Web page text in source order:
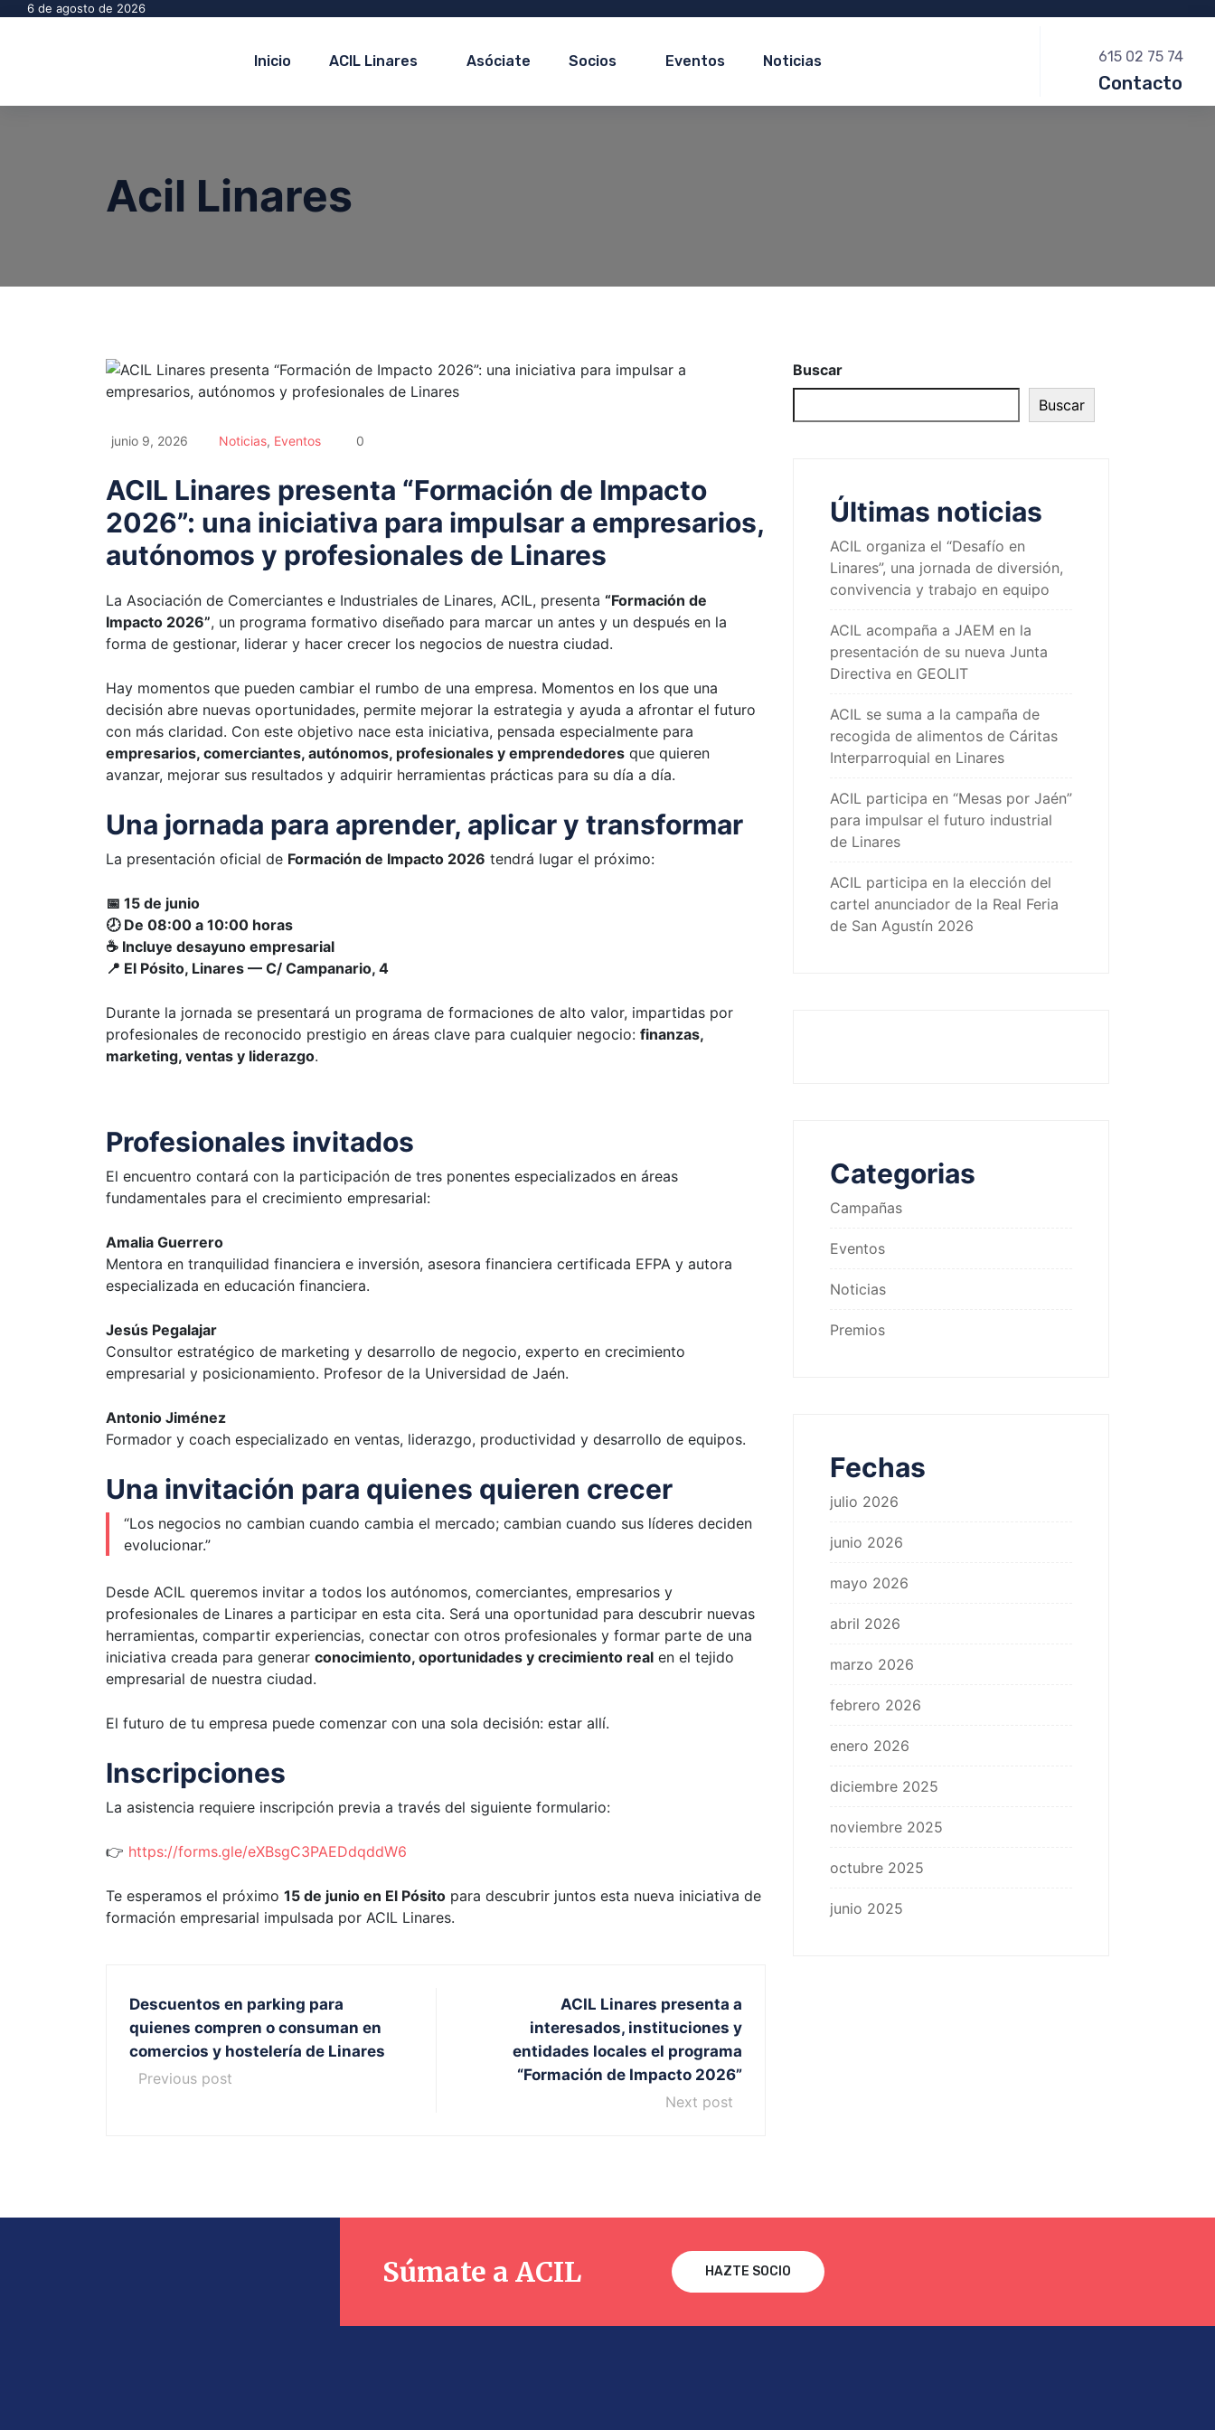
6 de agosto de 2026
Inicio ACIL Linares Asóciate Socios Eventos Noticias 615 02 75 74
Contacto
Acil Linares
junio 9, 2026 Noticias, Eventos 0
ACIL Linares presenta “Formación de Impacto
2026”: una iniciativa para impulsar a empresarios,
autónomos y profesionales de Linares
La Asociación de Comerciantes e Industriales de Linares, ACIL, presenta “Formación de
Impacto 2026”, un programa formativo diseñado para marcar un antes y un después en la
forma de gestionar, liderar y hacer crecer los negocios de nuestra ciudad.
Hay momentos que pueden cambiar el rumbo de una empresa. Momentos en los que una
decisión abre nuevas oportunidades, permite mejorar la estrategia y ayuda a afrontar el futuro
con más claridad. Con este objetivo nace esta iniciativa, pensada especialmente para
empresarios, comerciantes, autónomos, profesionales y emprendedores que quieren
avanzar, mejorar sus resultados y adquirir herramientas prácticas para su día a día.
Una jornada para aprender, aplicar y transformar
La presentación oficial de Formación de Impacto 2026 tendrá lugar el próximo:
📅 15 de junio
🕗 De 08:00 a 10:00 horas
☕ Incluye desayuno empresarial
📍 El Pósito, Linares — C/ Campanario, 4
Durante la jornada se presentará un programa de formaciones de alto valor, impartidas por
profesionales de reconocido prestigio en áreas clave para cualquier negocio: finanzas,
marketing, ventas y liderazgo.
Profesionales invitados
El encuentro contará con la participación de tres ponentes especializados en áreas
fundamentales para el crecimiento empresarial:
Amalia Guerrero
Mentora en tranquilidad financiera e inversión, asesora financiera certificada EFPA y autora
especializada en educación financiera.
Jesús Pegalajar
Consultor estratégico de marketing y desarrollo de negocio, experto en crecimiento
empresarial y posicionamiento. Profesor de la Universidad de Jaén.
Antonio Jiménez
Formador y coach especializado en ventas, liderazgo, productividad y desarrollo de equipos.
Una invitación para quienes quieren crecer
“Los negocios no cambian cuando cambia el mercado; cambian cuando sus líderes deciden
evolucionar.”
Desde ACIL queremos invitar a todos los autónomos, comerciantes, empresarios y
profesionales de Linares a participar en esta cita. Será una oportunidad para descubrir nuevas
herramientas, compartir experiencias, conectar con otros profesionales y formar parte de una
iniciativa creada para generar conocimiento, oportunidades y crecimiento real en el tejido
empresarial de nuestra ciudad.
El futuro de tu empresa puede comenzar con una sola decisión: estar allí.
Inscripciones
La asistencia requiere inscripción previa a través del siguiente formulario:
👉 https://forms.gle/eXBsgC3PAEDdqddW6
Te esperamos el próximo 15 de junio en El Pósito para descubrir juntos esta nueva iniciativa de
formación empresarial impulsada por ACIL Linares.
Descuentos en parking para
quienes compren o consuman en
comercios y hostelería de Linares
Previous post
ACIL Linares presenta a
interesados, instituciones y
entidades locales el programa
“Formación de Impacto 2026”
Next post
Buscar
Buscar
Últimas noticias
ACIL organiza el “Desafío en
Linares”, una jornada de diversión,
convivencia y trabajo en equipo
ACIL acompaña a JAEM en la
presentación de su nueva Junta
Directiva en GEOLIT
ACIL se suma a la campaña de
recogida de alimentos de Cáritas
Interparroquial en Linares
ACIL participa en “Mesas por Jaén”
para impulsar el futuro industrial
de Linares
ACIL participa en la elección del
cartel anunciador de la Real Feria
de San Agustín 2026
Categorias
Campañas
Eventos
Noticias
Premios
Fechas
julio 2026
junio 2026
mayo 2026
abril 2026
marzo 2026
febrero 2026
enero 2026
diciembre 2025
noviembre 2025
octubre 2025
junio 2025
Súmate a ACIL HAZTE SOCIO